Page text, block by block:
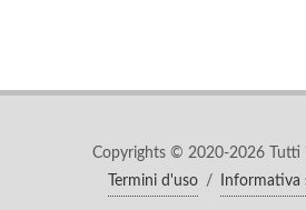
Copyrights © 2020-2026 Tutti
Termini d'uso
/ Informativa